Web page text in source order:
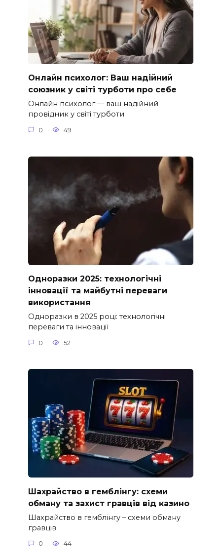
Онлайн психолог: Ваш надійний
союзник у світі турботи про себе
Онлайн психолог — ваш надійний
провідник у світі турботи
0 49
Одноразки 2025: технологічні
інновації та майбутні переваги
використання
Одноразки в 2025 році: технологічні
переваги та інновації
0 52
Шахрайство в гемблінгу: схеми
обману та захист гравців від казино
Шахрайство в гемблінгу – схеми обману
гравців
0 44